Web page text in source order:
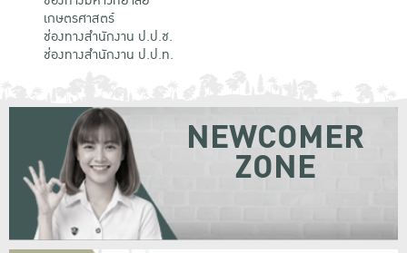
เกษตรศาสตร์
ช่องทางสำนักงาน ป.ป.ช.
ช่องทางสำนักงาน ป.ป.ท.
NEWCOMER
ZONE